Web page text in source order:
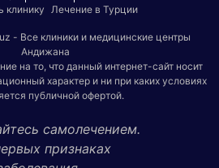
клинику
Лечение в Турции
- Все клиники и медицинские центры
Андижана
на то, что данный интернет-сайт носит
характер и ни при каких условиях
публичной офертой.
самолечением.
признаках